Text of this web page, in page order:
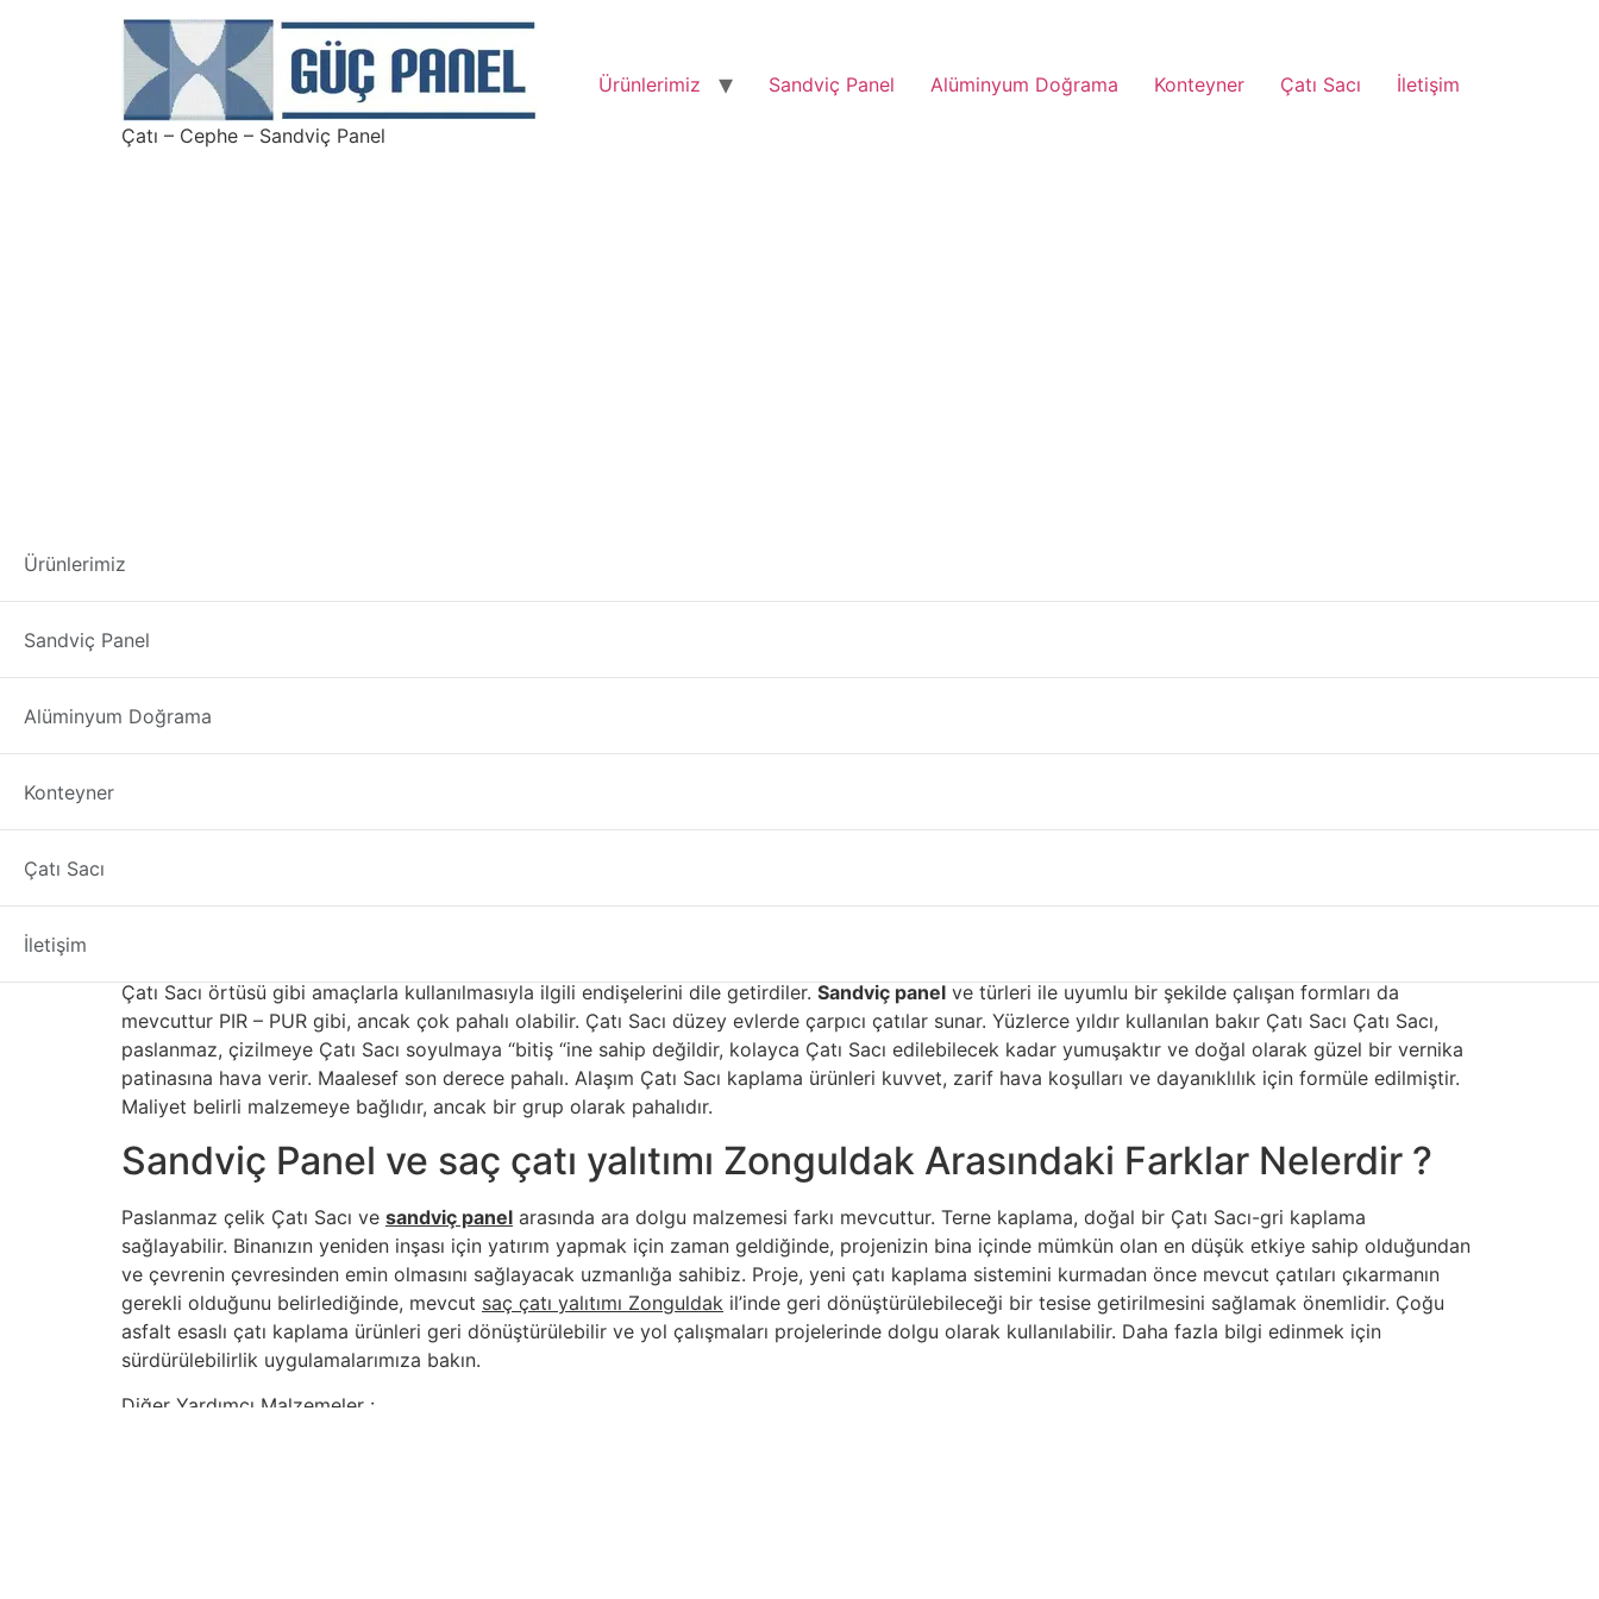
Çatı – Cephe – Sandviç Panel
Ürünlerimiz Sandviç Panel Alüminyum Doğrama Konteyner Çatı Sacı İletişim
Ürünlerimiz
Sandviç Panel
Alüminyum Doğrama
Konteyner
Çatı Sacı
İletişim
saç çatı yalıtımı Zonguldak
alüminyum, bakır ve çinko alaşımları, çatı kaplama için kullanılan malzemelerdir. Çatı Sacı biri dayanıklılığı, fiyatı ve görünümü etkileyen farklı
özelliklere sahiptir. Konvansiyonel Malzemeleri çatılar için en yaygın kullanılan malzemeler çelik ve alüminyumdur. Çoğu kaplaması için kullanılan çelik,
alüminyumdan daha ağır ve dayanıklıdır. Üreticiler, çeliği Çatı Sacı ve korozyondan koruyan birçok dayanıklı kaplama ve kaplamaya karar verdiler.
için kullanılır.
Çatı Sacı örtüsü gibi amaçlarla kullanılmasıyla ilgili endişelerini dile getirdiler. Sandviç panel ve türleri ile uyumlu bir şekilde çalışan formları da
mevcuttur PIR – PUR gibi, ancak çok pahalı olabilir. Çatı Sacı düzey evlerde çarpıcı çatılar sunar. Yüzlerce yıldır kullanılan bakır Çatı Sacı Çatı Sacı,
paslanmaz, çizilmeye Çatı Sacı soyulmaya “bitiş “ine sahip değildir, kolayca Çatı Sacı edilebilecek kadar yumuşaktır ve doğal olarak güzel bir vernika
patinasına hava verir. Maalesef son derece pahalı. Alaşım Çatı Sacı kaplama ürünleri kuvvet, zarif hava koşulları ve dayanıklılık için formüle edilmiştir.
Maliyet belirli malzemeye bağlıdır, ancak bir grup olarak pahalıdır.
Sandviç Panel ve saç çatı yalıtımı Zonguldak Arasındaki Farklar Nelerdir ?
Paslanmaz çelik Çatı Sacı ve sandviç panel arasında ara dolgu malzemesi farkı mevcuttur. Terne kaplama, doğal bir Çatı Sacı-gri kaplama
sağlayabilir. Binanızın yeniden inşası için yatırım yapmak için zaman geldiğinde, projenizin bina içinde mümkün olan en düşük etkiye sahip olduğundan
ve çevrenin çevresinden emin olmasını sağlayacak uzmanlığa sahibiz. Proje, yeni çatı kaplama sistemini kurmadan önce mevcut çatıları çıkarmanın
gerekli olduğunu belirlediğinde, mevcut saç çatı yalıtımı Zonguldak il’inde geri dönüştürülebileceği bir tesise getirilmesini sağlamak önemlidir. Çoğu
asfalt esaslı çatı kaplama ürünleri geri dönüştürülebilir ve yol çalışmaları projelerinde dolgu olarak kullanılabilir. Daha fazla bilgi edinmek için
sürdürülebilirlik uygulamalarımıza bakın.
Diğer Yardımcı Malzemeler :